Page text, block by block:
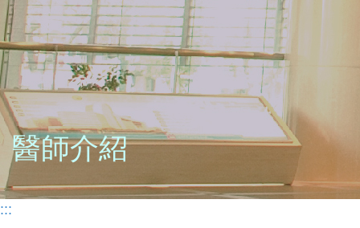
醫師介紹
:::